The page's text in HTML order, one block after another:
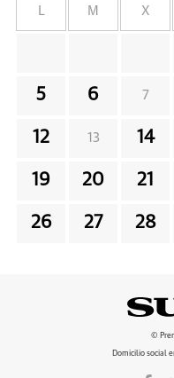
L M X
5 6 7
12 13 14
19 20 21
26 27 28
©
Domicilio social